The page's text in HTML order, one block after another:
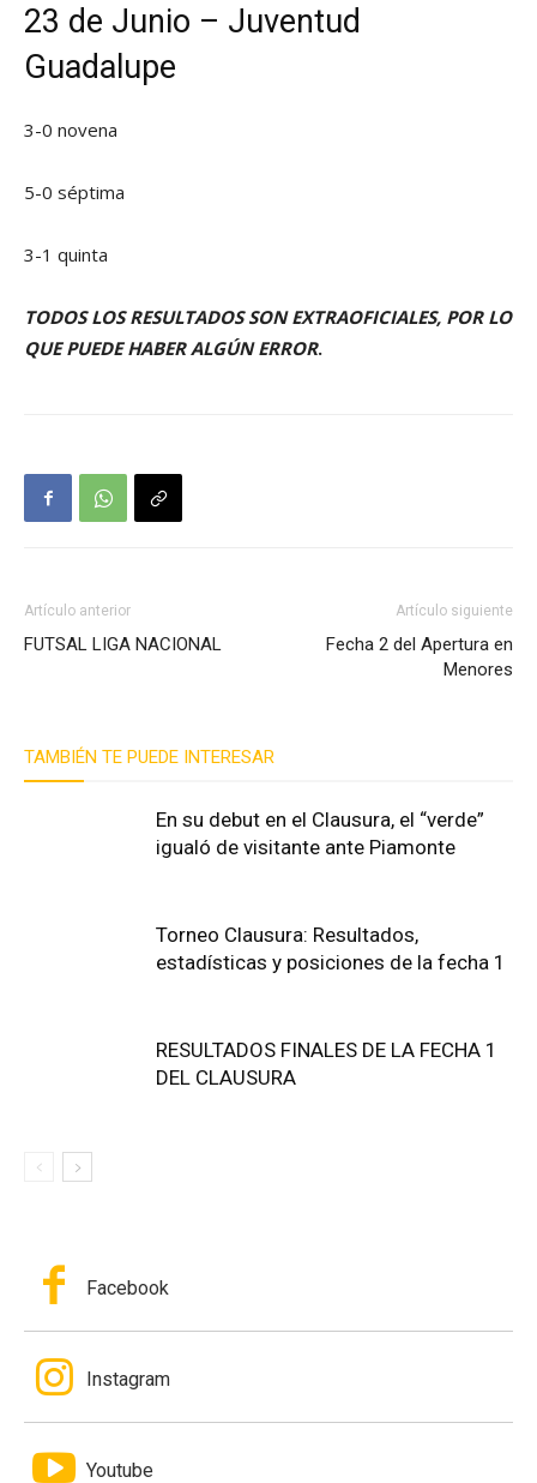
23 de Junio – Juventud
Guadalupe
3-0 novena
5-0 séptima
3-1 quinta
TODOS LOS RESULTADOS SON EXTRAOFICIALES, POR LO
QUE PUEDE HABER ALGÚN ERROR.
Artículo anterior
FUTSAL LIGA NACIONAL
Artículo siguiente
Fecha 2 del Apertura en
Menores
TAMBIÉN TE PUEDE INTERESAR
En su debut en el Clausura, el “verde”
igualó de visitante ante Piamonte
Torneo Clausura: Resultados,
estadísticas y posiciones de la fecha 1
RESULTADOS FINALES DE LA FECHA 1
DEL CLAUSURA
Facebook
Instagram
Youtube